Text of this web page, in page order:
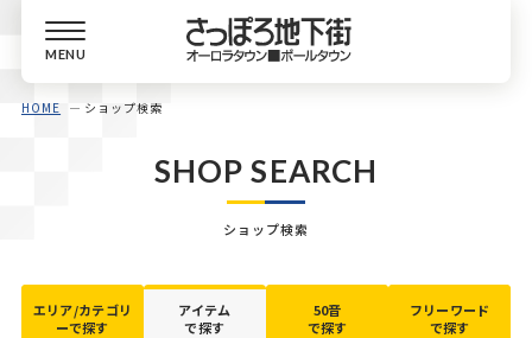
MENU
HOME ショップ検索
SHOP SEARCH
ショップ検索
エリア/カテゴリ
ーで探す
アイテム
で探す
50音
で探す
フリーワード
で探す